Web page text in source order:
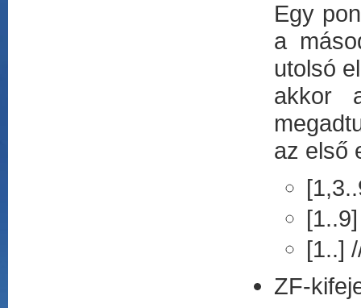
Egy
a
utolsó
akkor
az első
[1..]
ZF-